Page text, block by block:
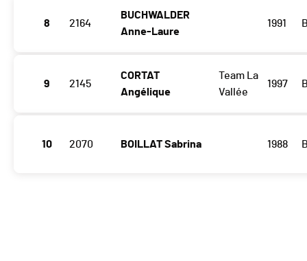
8 2164
BUCHWALDER
Anne-Laure
1991
9 2145
CORTAT
Angélique
Team La
Vallée
1997
10 2070 BOILLAT Sabrina 1988